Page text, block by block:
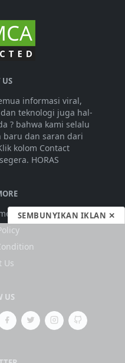
US
informasi viral,
teknologi juga hal-
? bahwa kami selalu
dan saran dari
kolom Contact
HORAS
Us
US
SEMBUNYIKAN IKLAN ✕